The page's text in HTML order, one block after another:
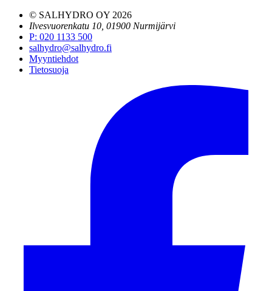
© SALHYDRO OY 2026
Ilvesvuorenkatu 10, 01900 Nurmijärvi
P: 020 1133 500
salhydro@salhydro.fi
Myyntiehdot
Tietosuoja